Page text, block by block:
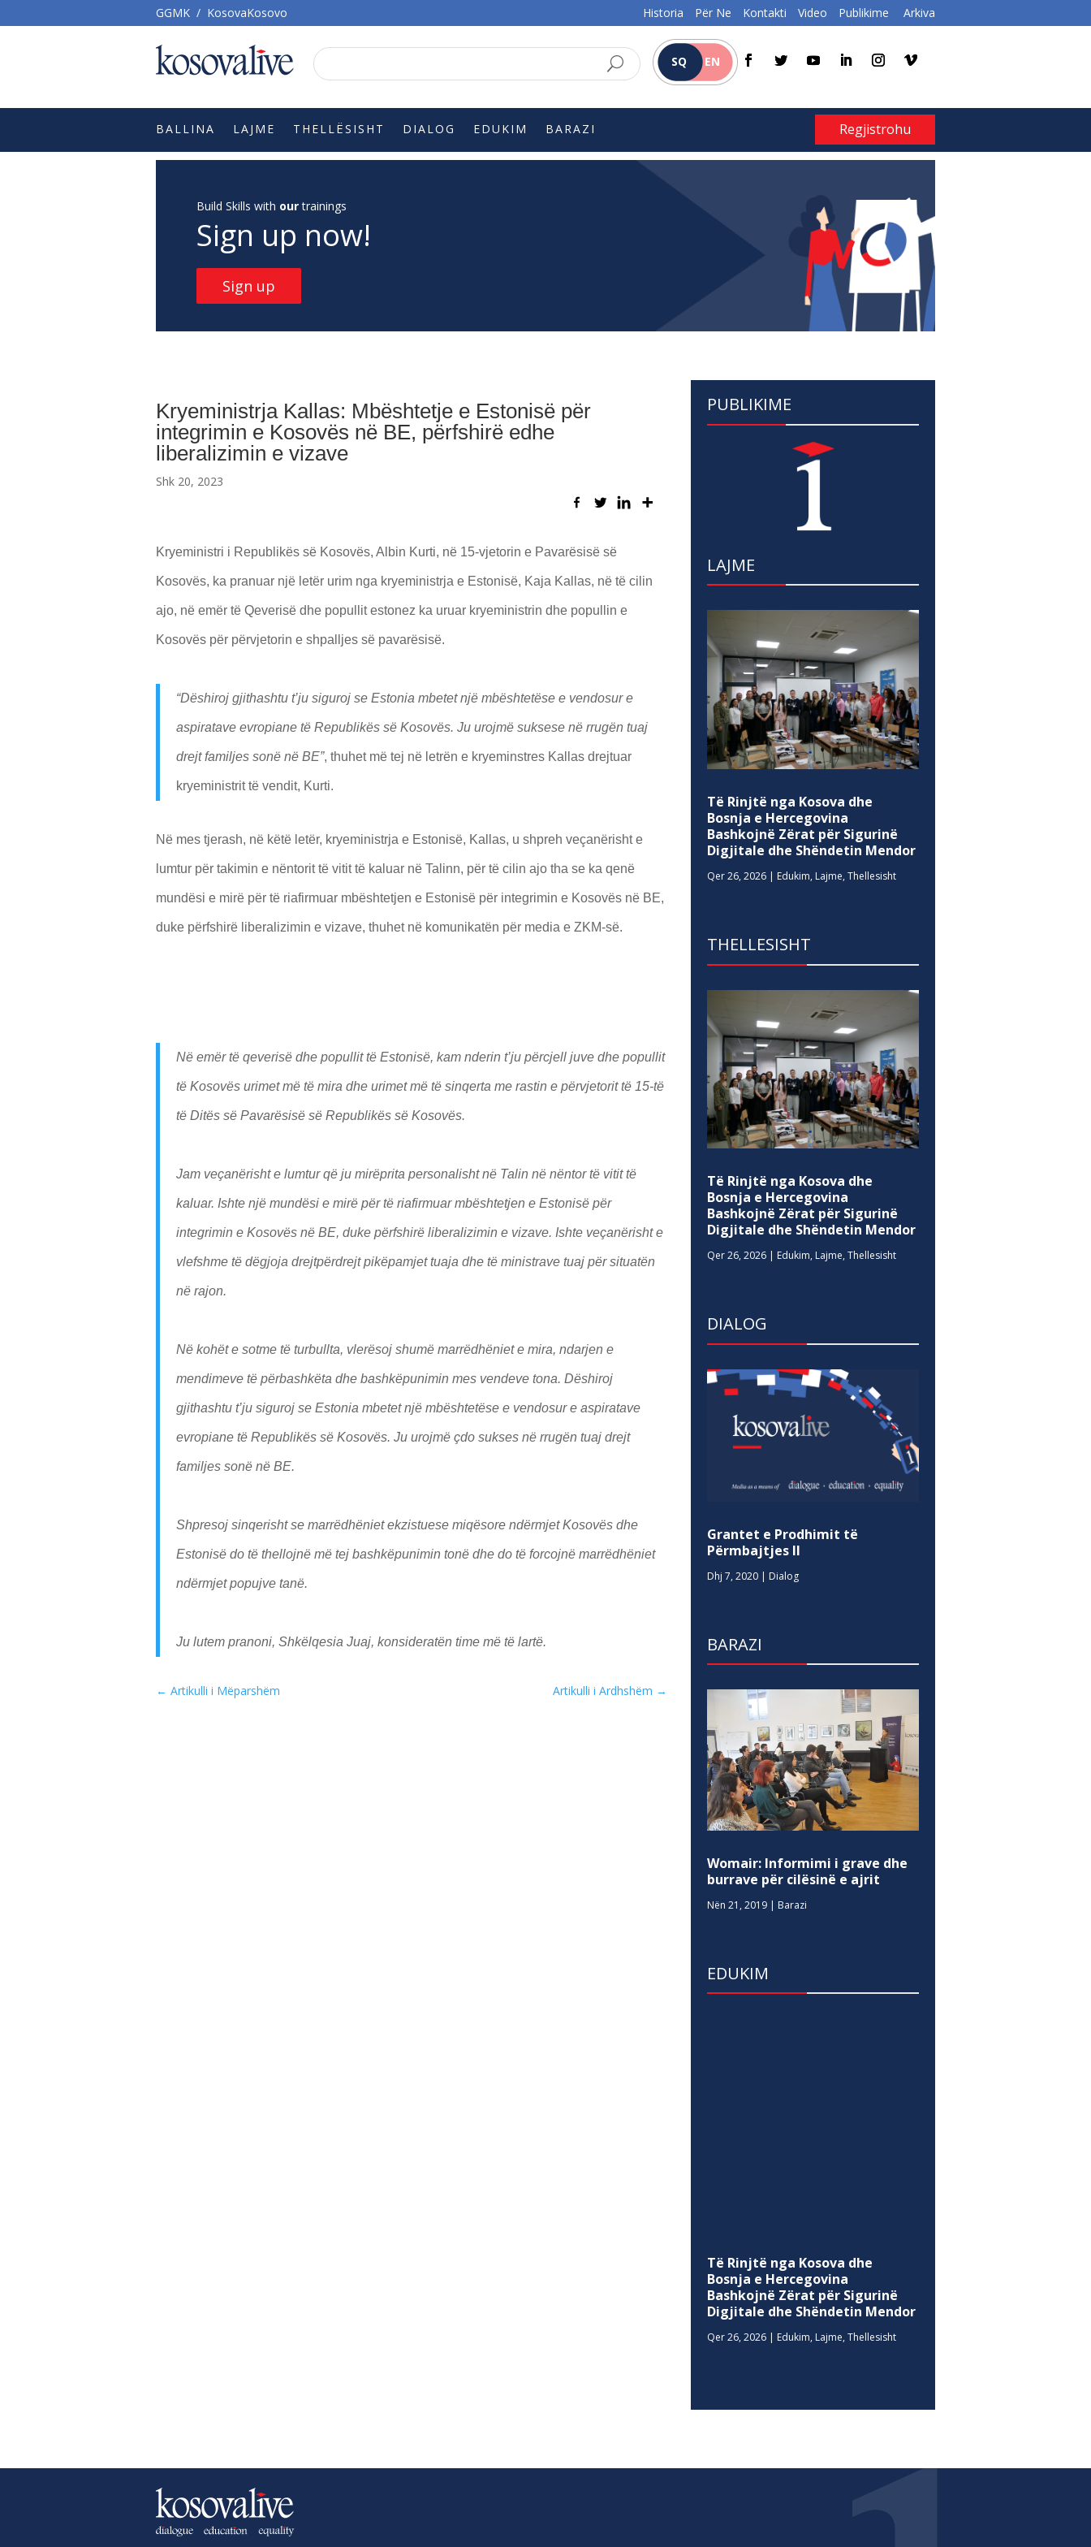
GGMK / KosovaKosovo Historia Për Ne Kontakti Video Publikime Arkiva
SQ EN
BALLINA LAJME THELLËSISHT DIALOG EDUKIM BARAZI Regjistrohu
Build Skills with ourtrainings
Sign up now!
Sign up
Kryeministrja Kallas: Mbështetje e Estonisë për
integrimin e Kosovës në BE, përfshirë edhe
liberalizimin e vizave
Shk 20, 2023
Kryeministri i Republikës së Kosovës, Albin Kurti, në 15-vjetorin e Pavarësisë së
Kosovës, ka pranuar një letër urim nga kryeministrja e Estonisë, Kaja Kallas, në të cilin
ajo, në emër të Qeverisë dhe popullit estonez ka uruar kryeministrin dhe popullin e
Kosovës për përvjetorin e shpalljes së pavarësisë.
“Dëshiroj gjithashtu t’ju siguroj se Estonia mbetet një mbështetëse e vendosur e
aspiratave evropiane të Republikës së Kosovës. Ju urojmë suksese në rrugën tuaj
drejt familjes sonë në BE”, thuhet më tej në letrën e kryeminstres Kallas drejtuar
kryeministrit të vendit, Kurti.
Në mes tjerash, në këtë letër, kryeministrja e Estonisë, Kallas, u shpreh veçanërisht e
lumtur për takimin e nëntorit të vitit të kaluar në Talinn, për të cilin ajo tha se ka qenë
mundësi e mirë për të riafirmuar mbështetjen e Estonisë për integrimin e Kosovës në BE,
duke përfshirë liberalizimin e vizave, thuhet në komunikatën për media e ZKM-së.
Në emër të qeverisë dhe popullit të Estonisë, kam nderin t’ju përcjell juve dhe popullit
të Kosovës urimet më të mira dhe urimet më të sinqerta me rastin e përvjetorit të 15-të
të Ditës së Pavarësisë së Republikës së Kosovës.
Jam veçanërisht e lumtur që ju mirëprita personalisht në Talin në nëntor të vitit të
kaluar. Ishte një mundësi e mirë për të riafirmuar mbështetjen e Estonisë për
integrimin e Kosovës në BE, duke përfshirë liberalizimin e vizave. Ishte veçanërisht e
vlefshme të dëgjoja drejtpërdrejt pikëpamjet tuaja dhe të ministrave tuaj për situatën
në rajon.
Në kohët e sotme të turbullta, vlerësoj shumë marrëdhëniet e mira, ndarjen e
mendimeve të përbashkëta dhe bashkëpunimin mes vendeve tona. Dëshiroj
gjithashtu t’ju siguroj se Estonia mbetet një mbështetëse e vendosur e aspiratave
evropiane të Republikës së Kosovës. Ju urojmë çdo sukses në rrugën tuaj drejt
familjes sonë në BE.
Shpresoj sinqerisht se marrëdhëniet ekzistuese miqësore ndërmjet Kosovës dhe
Estonisë do të thellojnë më tej bashkëpunimin tonë dhe do të forcojnë marrëdhëniet
ndërmjet popujve tanë.
Ju lutem pranoni, Shkëlqesia Juaj, konsideratën time më të lartë.
← Artikulli i Mëparshëm Artikulli i Ardhshëm →
PUBLIKIME
LAJME
Të Rinjtë nga Kosova dhe
Bosnja e Hercegovina
Bashkojnë Zërat për Sigurinë
Digjitale dhe Shëndetin Mendor
Qer 26, 2026 | Edukim, Lajme,Thellesisht
THELLESISHT
Të Rinjtë nga Kosova dhe
Bosnja e Hercegovina
Bashkojnë Zërat për Sigurinë
Digjitale dhe Shëndetin Mendor
Qer 26, 2026 | Edukim, Lajme,Thellesisht
DIALOG
Grantet e Prodhimit të
Përmbajtjes II
Dhj 7, 2020 | Dialog
BARAZI
Womair: Informimi i grave dhe
burrave për cilësinë e ajrit
Nën 21, 2019 | Barazi
EDUKIM
Digjitale dhe Shëndetin Mendor
Qer 26, 2026|Edukim,Lajme,
NEWSLETTER